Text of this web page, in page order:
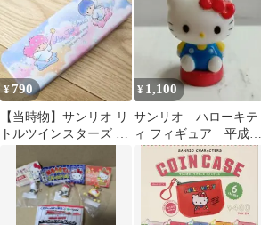
¥790
【当時物】サンリオ リ
トルツインスターズ キ
¥ 1,100
サンリオ ハローキテ
ィ フィギュア 平成レ
トロ